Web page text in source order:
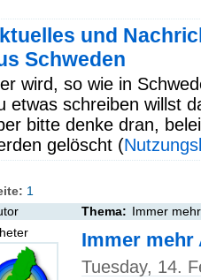
und
Schweden
wird, so wie in
etwas schreiben willst
bitte denke dran,
gelöscht (
1
Thema: Immer
Immer
Tuesday, 14.